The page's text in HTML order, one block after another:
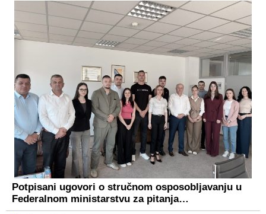
Potpisani ugovori o stručnom osposobljavanju u
Federalnom ministarstvu za pitanja…